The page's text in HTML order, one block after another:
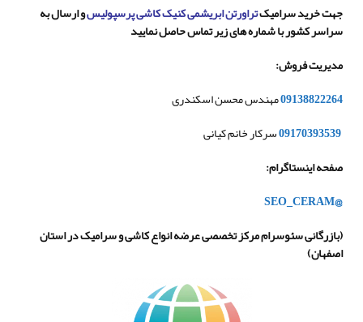
جهت خرید سرامیکتراورتن ابریشمی کنیک کاشی پرسپولیسو ارسال به
سراسر کشور با شماره های زیر تماس حاصل نمایید
مدیریت فروش:
09138822264مهندس محسن اسکندری
09170393539سرکار خانم کیانی
صفحه اینستاگرام:
@SEO_CERAM
(بازرگانی سئوسرام مرکز تخصصی عرضه انواع کاشی و سرامیک در استان
اصفهان)